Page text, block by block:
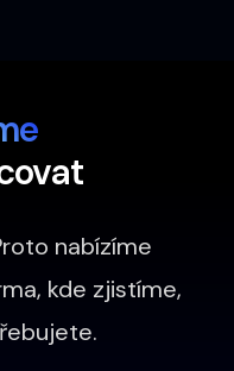
nabízíme
kde zjistíme,